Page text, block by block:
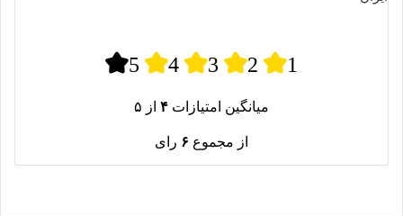
5 4 3 2 1
میانگین امتیازات ۴ از ۵
از مجموع ۶ رای